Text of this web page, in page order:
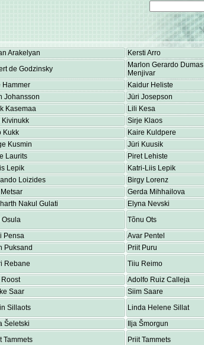
Arakelyan Kersti Arro
de Godzinsky
Marlon Gerardo Dumas
Menjivar
Hammer Kaidur Heliste
Johansson Jüri Josepson
Kasemaa Lili Kesa
Kivinukk Sirje Klaos
Kukk Kaire Kuldpere
Kusmin Jüri Kuusik
Laurits Piret Lehiste
Lepik Katri-Liis Lepik
Loizides Birgy Lorenz
Gerda Mihhailova
Nakul Gulati Elyna Nevski
Osula Tõnu Ots
Pensa Avar Pentel
Puksand Priit Puru
Rebane Tiiu Reimo
Roost Adolfo Ruiz Calleja
Saar Siim Saare
Sillaots Linda Helene Sillat
Šeletski Ilja Šmorgun
Tammets Priit Tammets